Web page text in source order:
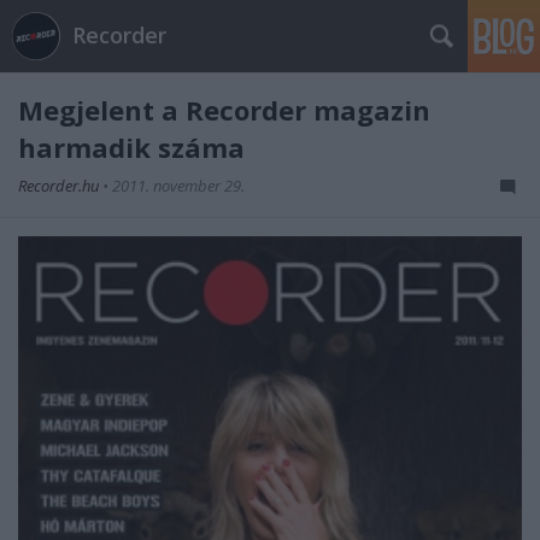
Recorder
Megjelent a Recorder magazin
harmadik száma
Recorder.hu • 2011. november 29.